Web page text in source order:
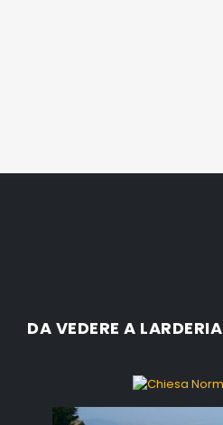
DA VEDERE A LARDERIA